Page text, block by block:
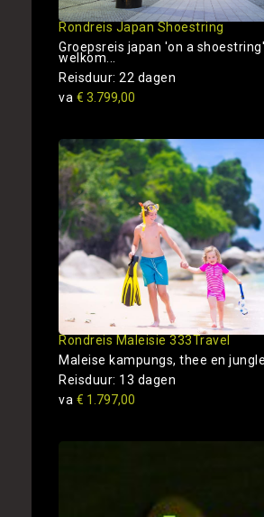
Rondreis Japan Shoestring
Groepsreis japan 'on a
welkom...
Reisduur: 22 dagen
va € 3.799,00
Rondreis Maleisie 333Travel
Maleise kampungs, thee en jungle
Reisduur: 13 dagen
va € 1.797,00